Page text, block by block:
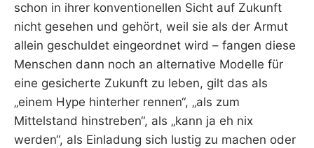
schon in ihrer konventionellen Sicht auf Zukunft
nicht gesehen und gehört, weil sie als der Armut
allein geschuldet eingeordnet wird – fangen diese
Menschen dann noch an alternative Modelle für
eine gesicherte Zukunft zu leben, gilt das als
„einem Hype hinterher rennen“, „als zum
Mittelstand hinstreben“, als „kann ja eh nix
werden“, als Einladung sich lustig zu machen oder